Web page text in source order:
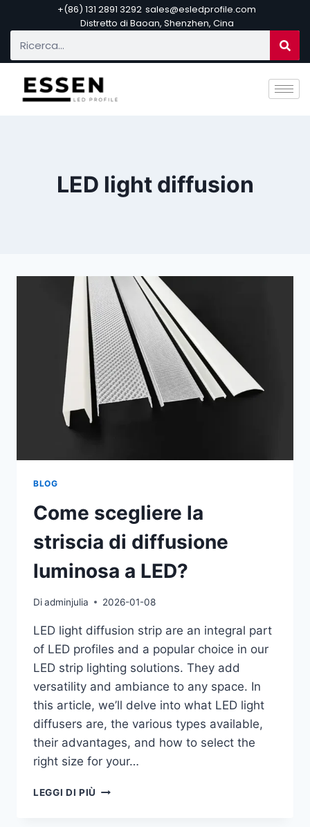
+(86) 131 2891 3292 sales@esledprofile.com
Distretto di Baoan, Shenzhen, Cina
LED light diffusion
BLOG
Come scegliere la
striscia di diffusione
luminosa a LED?
Diadminjulia 2026-01-08
LED light diffusion strip are an integral part
of LED profiles and a popular choice in our
LED strip lighting solutions. They add
versatility and ambiance to any space. In
this article, we’ll delve into what LED light
diffusers are, the various types available,
their advantages, and how to select the
right size for your…
LEGGI DI PIÙ